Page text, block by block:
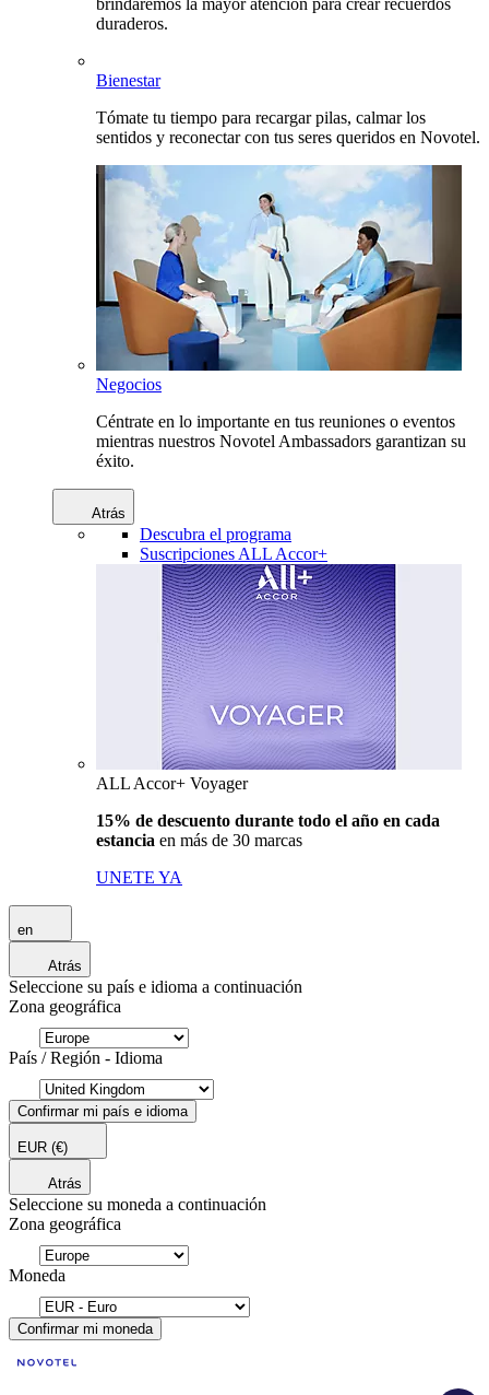
brindaremos la mayor atención para crear recuerdos
duraderos.
Bienestar
Tómate tu tiempo para recargar pilas, calmar los
sentidos y reconectar con tus seres queridos en Novotel.
Negocios
Céntrate en lo importante en tus reuniones o eventos
mientras nuestros Novotel Ambassadors garantizan su
éxito.
Atrás
Descubra el programa
Suscripciones ALL Accor+
ALL Accor+ Voyager
15% de descuento durante todo el año en cada
estancia en más de 30 marcas
UNETE YA
en
Atrás
Seleccione su país e idioma a continuación
Zona geográfica
País / Región - Idioma
Confirmar mi país e idioma
EUR (€)
Atrás
Seleccione su moneda a continuación
Zona geográfica
Moneda
Confirmar mi moneda